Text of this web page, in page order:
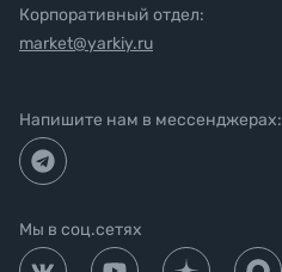
Корпоративный отдел:
market@yarkiy.ru
Напишите нам в мессенджерах:
Мы в соц.сетях